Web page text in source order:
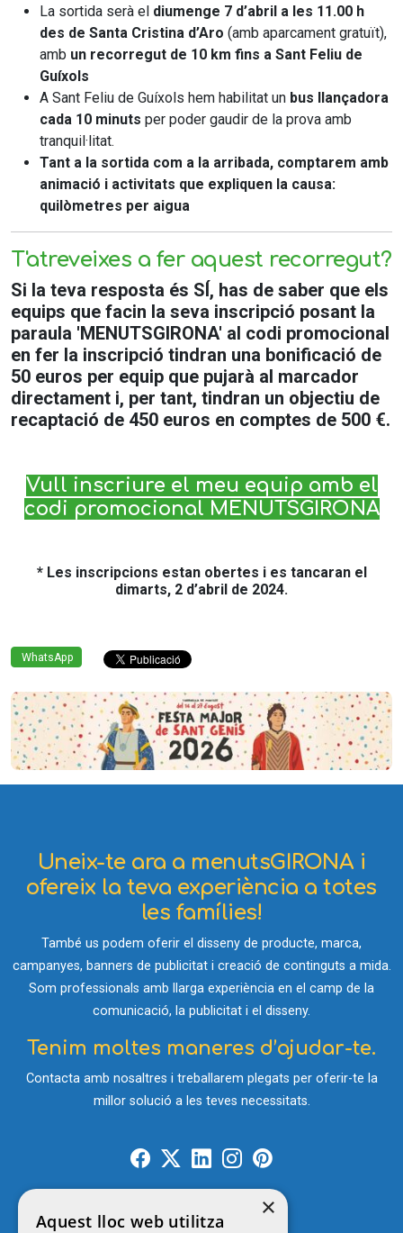
La sortida serà el diumenge 7 d’abril a les 11.00 h
des de Santa Cristina d’Aro (amb aparcament gratuït),
amb un recorregut de 10 km fins a Sant Feliu de
Guíxols
A Sant Feliu de Guíxols hem habilitat un bus llançadora
cada 10 minuts per poder gaudir de la prova amb
tranquil·litat.
Tant a la sortida com a la arribada, comptarem amb
animació i activitats que expliquen la causa:
quilòmetres per aigua
T'atreveixes a fer aquest recorregut?
Si la teva resposta és SÍ, has de saber que els
equips que facin la seva inscripció posant la
paraula 'MENUTSGIRONA' al codi promocional
en fer la inscripció tindran una bonificació de
50 euros per equip que pujarà al marcador
directament i, per tant, tindran un objectiu de
recaptació de 450 euros en comptes de 500 €.
Vull inscriure el meu equip amb el
codi promocional MENUTSGIRONA
* Les inscripcions estan obertes i es tancaran el
dimarts, 2 d’abril de 2024.
WhatsApp
Contacte
Uneix-te ara a menutsGIRONA i
ofereix la teva experiència a totes
les famílies!
També us podem oferir el disseny de producte, marca,
campanyes, banners de publicitat i creació de continguts a mida.
Som professionals amb llarga experiència en el camp de la
comunicació, la publicitat i el disseny.
Tenim moltes maneres d’ajudar-te.
Contacta amb nosaltres i treballarem plegats per oferir-te la
millor solució a les teves necessitats.
×
Aquest lloc web utilitza